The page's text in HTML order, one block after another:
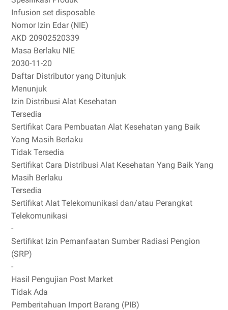
Infusion set disposable
Nomor Izin Edar (NIE)
AKD 20902520339
Masa Berlaku NIE
2030-11-20
Daftar Distributor yang Ditunjuk
Menunjuk
Izin Distribusi Alat Kesehatan
Tersedia
Sertifikat Cara Pembuatan Alat Kesehatan yang Baik
Yang Masih Berlaku
Tidak Tersedia
Sertifikat Cara Distribusi Alat Kesehatan Yang Baik Yang
Masih Berlaku
Tersedia
Sertifikat Alat Telekomunikasi dan/atau Perangkat
Telekomunikasi
-
Sertifikat Izin Pemanfaatan Sumber Radiasi Pengion
(SRP)
-
Hasil Pengujian Post Market
Tidak Ada
Pemberitahuan Import Barang (PIB)